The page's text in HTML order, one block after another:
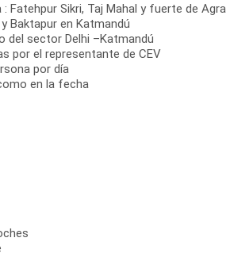
Fatehpur Sikri, Taj Mahal y fuerte de Agra
Baktapur en Katmandú
del sector Delhi –Katmandú
por el representante de CEV
por día
en la fecha